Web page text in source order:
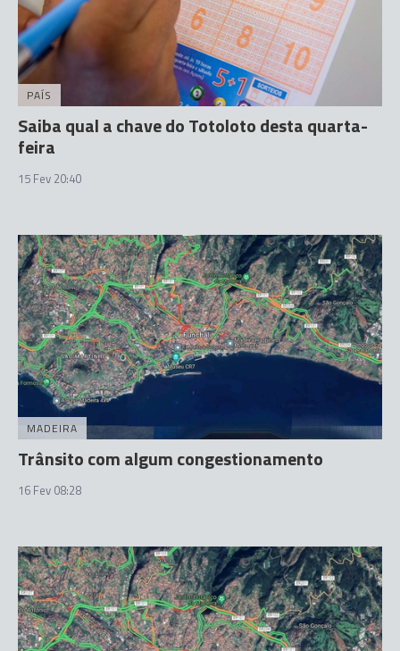
PAÍS
Saiba qual a chave do Totoloto desta quarta-
feira
15 Fev 20:40
MADEIRA
Trânsito com algum congestionamento
16 Fev 08:28